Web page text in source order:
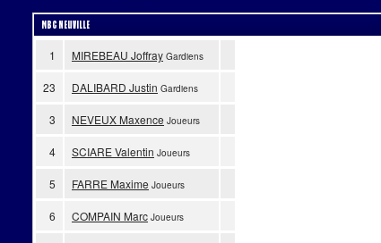
MBC NEUVILLE
1 MIREBEAU Joffray Gardiens
23 DALIBARD Justin Gardiens
3 NEVEUX Maxence Joueurs
4 SCIARE Valentin Joueurs
5 FARRE Maxime Joueurs
6 COMPAIN Marc Joueurs